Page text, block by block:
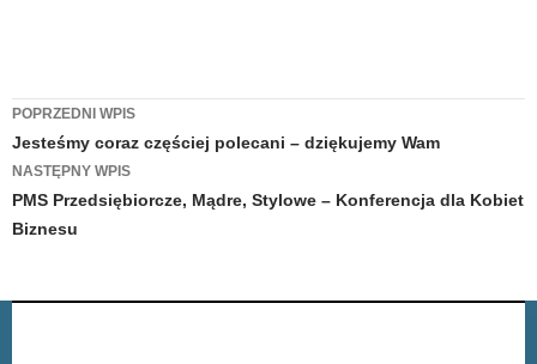
Zobacz
wpisy
POPRZEDNI WPIS
Jesteśmy coraz częściej polecani – dziękujemy Wam
NASTĘPNY WPIS
PMS Przedsiębiorcze, Mądre, Stylowe – Konferencja dla Kobiet
Biznesu